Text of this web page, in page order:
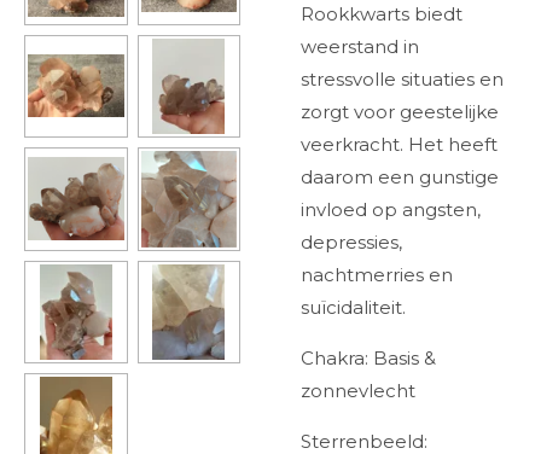
Rookkwarts biedt
weerstand in
stressvolle situaties en
zorgt voor geestelijke
veerkracht. Het heeft
daarom een gunstige
invloed op angsten,
depressies,
nachtmerries en
suïcidaliteit.
Chakra: Basis &
zonnevlecht
Sterrenbeeld: